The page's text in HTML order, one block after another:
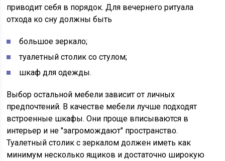
приводит себя в порядок. Для вечернего ритуала
отхода ко сну должны быть
большое зеркало;
туалетный столик со стулом;
шкаф для одежды.
Выбор остальной мебели зависит от личных
предпочтений. В качестве мебели лучше подходят
встроенные шкафы. Они проще вписываются в
интерьер и не "загромождают" пространство.
Туалетный столик с зеркалом должен иметь как
минимум несколько ящиков и достаточно широкую